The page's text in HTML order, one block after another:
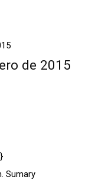
de 2015
Sumary